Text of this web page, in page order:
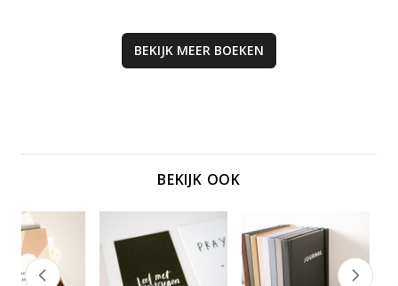
BEKIJK MEER BOEKEN
BEKIJK OOK